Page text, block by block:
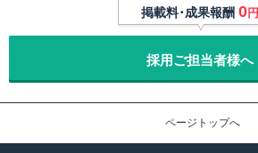
掲載料･成果報酬 0円
採用ご担当者様へ
ページトップへ